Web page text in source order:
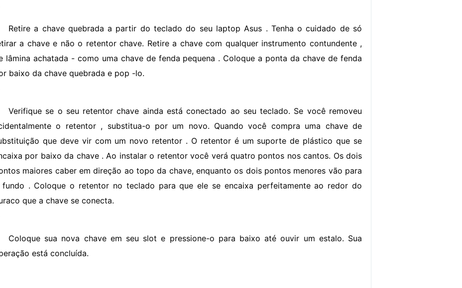
Retire a chave quebrada a partir do teclado do seu laptop Asus . Tenha o cuidado de só
a chave e não o retentor chave. Retire a chave com qualquer instrumento contundente ,
lâmina achatada - como uma chave de fenda pequena . Coloque a ponta da chave de fenda
baixo da chave quebrada e pop -lo.
Verifique se o seu retentor chave ainda está conectado ao seu teclado. Se você removeu
o retentor , substitua-o por um novo. Quando você compra uma chave de
que deve vir com um novo retentor . O retentor é um suporte de plástico que se
por baixo da chave . Ao instalar o retentor você verá quatro pontos nos cantos. Os dois
maiores caber em direção ao topo da chave, enquanto os dois pontos menores vão para
. Coloque o retentor no teclado para que ele se encaixa perfeitamente ao redor do
que a chave se conecta.
Coloque sua nova chave em seu slot e pressione-o para baixo até ouvir um estalo. Sua
está concluída.